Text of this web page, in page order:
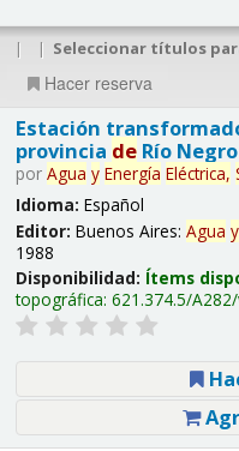
| | Seleccionar títulos
Hacer reserva
Estación
provincia deRío Negro
por Agua y Energía Eléctrica,
Idioma: Español
Editor: Buenos Aires: Agua y
1988
Disponibilidad: Ítems
topográfica: 621.374.5/